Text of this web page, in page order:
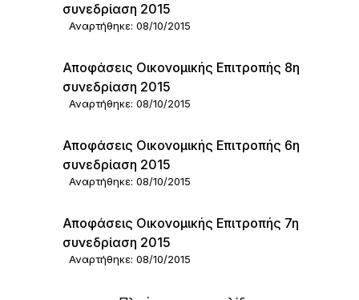
συνεδρίαση 2015
Αναρτήθηκε: 08/10/2015
Αποφάσεις Οικονομικής Επιτροπής 8η
συνεδρίαση 2015
Αναρτήθηκε: 08/10/2015
Αποφάσεις Οικονομικής Επιτροπής 6η
συνεδρίαση 2015
Αναρτήθηκε: 08/10/2015
Αποφάσεις Οικονομικής Επιτροπής 7η
συνεδρίαση 2015
Αναρτήθηκε: 08/10/2015